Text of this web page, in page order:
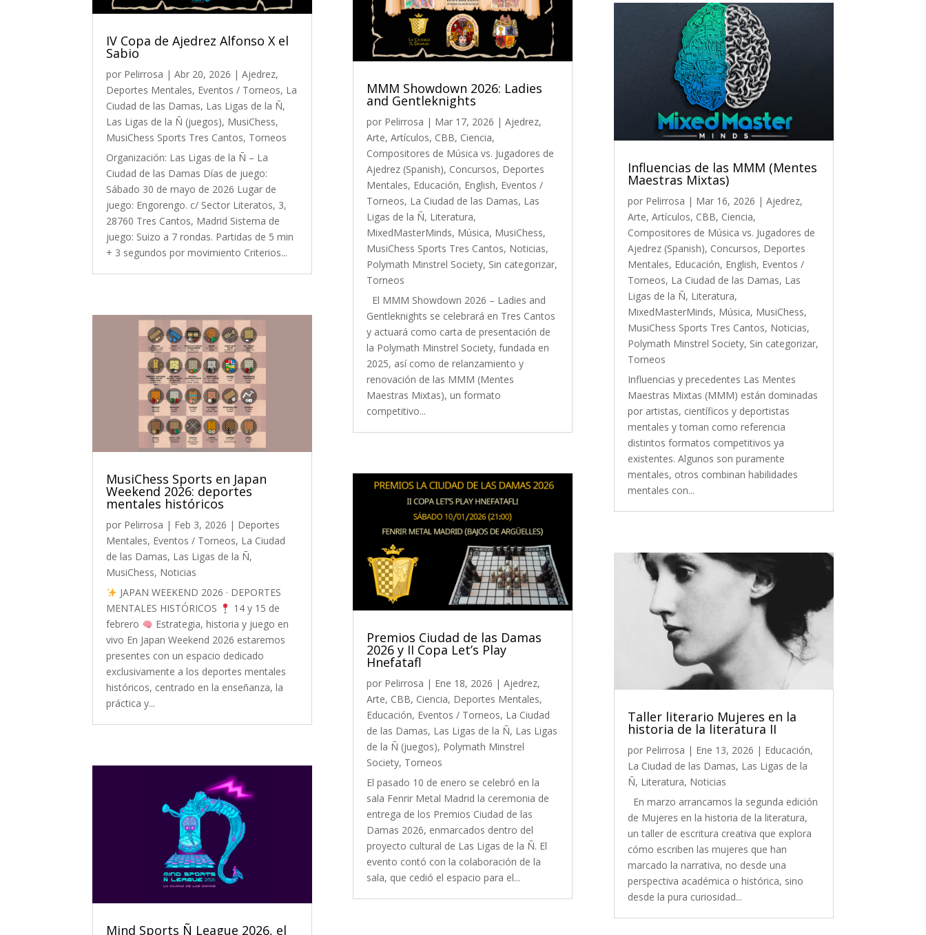
IV Copa de Ajedrez Alfonso X el
Sabio
por Pelirrosa |Abr 20, 2026 |Ajedrez,
Deportes Mentales, Eventos / Torneos, La
Ciudad de las Damas, Las Ligas de la Ñ,
Las Ligas de la Ñ (juegos), MusiChess,
MusiChess Sports Tres Cantos, Torneos
Organización: Las Ligas de la Ñ – La
Ciudad de las Damas Días de juego:
Sábado 30 de mayo de 2026 Lugar de
juego: Engorengo. c/ Sector Literatos, 3,
28760 Tres Cantos, Madrid Sistema de
juego: Suizo a 7 rondas. Partidas de 5 min
+ 3 segundos por movimiento Criterios...
MusiChess Sports en Japan
Weekend 2026: deportes
mentales históricos
por Pelirrosa | Feb 3, 2026 | Deportes
Mentales, Eventos / Torneos, La Ciudad
de las Damas, Las Ligas de la Ñ,
MusiChess, Noticias
JAPAN WEEKEND 2026 · DEPORTES
MENTALES HISTÓRICOS
14 y 15 de
febrero
Estrategia, historia y juego en
vivo En Japan Weekend 2026 estaremos
presentes con un espacio dedicado
exclusivamente a los deportes mentales
históricos, centrado en la enseñanza, la
práctica y...
Mind Sports Ñ League 2026, el
MMM Showdown 2026: Ladies
and Gentleknights
por Pelirrosa | Mar 17, 2026 |Ajedrez,
Arte,Artículos, CBB, Ciencia,
Compositores de Música vs. Jugadores de
Ajedrez (Spanish), Concursos, Deportes
Mentales, Educación, English, Eventos /
Torneos, La Ciudad de las Damas, Las
Ligas de la Ñ, Literatura,
MixedMasterMinds, Música, MusiChess,
MusiChess Sports Tres Cantos, Noticias,
Polymath Minstrel Society, Sin categorizar,
Torneos
El MMM Showdown 2026 – Ladies and
Gentleknights se celebrará en Tres Cantos
y actuará como carta de presentación de
la Polymath Minstrel Society, fundada en
2025, así como de relanzamiento y
renovación de las MMM (Mentes
Maestras Mixtas), un formato
competitivo...
Premios Ciudad de las Damas
2026 y II Copa Let’s Play
Hnefatafl
por Pelirrosa | Ene 18, 2026 |Ajedrez,
Arte, CBB, Ciencia, Deportes Mentales,
Educación, Eventos / Torneos, La Ciudad
de las Damas, Las Ligas de la Ñ, Las Ligas
de la Ñ (juegos), Polymath Minstrel
Society, Torneos
El pasado 10 de enero se celebró en la
sala Fenrir Metal Madrid la ceremonia de
entrega de los Premios Ciudad de las
Damas 2026, enmarcados dentro del
proyecto cultural de Las Ligas de la Ñ. El
evento contó con la colaboración de la
sala, que cedió el espacio para el...
Influencias de las MMM (Mentes
Maestras Mixtas)
por Pelirrosa | Mar 16, 2026 | Ajedrez,
Arte, Artículos, CBB, Ciencia,
Compositores de Música vs. Jugadores de
Ajedrez (Spanish), Concursos, Deportes
Mentales, Educación, English, Eventos /
Torneos, La Ciudad de las Damas, Las
Ligas de la Ñ, Literatura,
MixedMasterMinds, Música, MusiChess,
MusiChess Sports Tres Cantos, Noticias,
Polymath Minstrel Society, Sin categorizar,
Torneos
Influencias y precedentes Las Mentes
Maestras Mixtas (MMM) están dominadas
por artistas, científicos y deportistas
mentales y toman como referencia
distintos formatos competitivos ya
existentes. Algunos son puramente
mentales, otros combinan habilidades
mentales con...
Taller literario Mujeres en la
historia de la literatura II
por Pelirrosa | Ene 13, 2026 | Educación,
La Ciudad de las Damas, Las Ligas de la
Ñ, Literatura, Noticias
En marzo arrancamos la segunda edición
de Mujeres en la historia de la literatura,
un taller de escritura creativa que explora
cómo escriben las mujeres que han
marcado la narrativa, no desde una
perspectiva académica o histórica, sino
desde la pura curiosidad...